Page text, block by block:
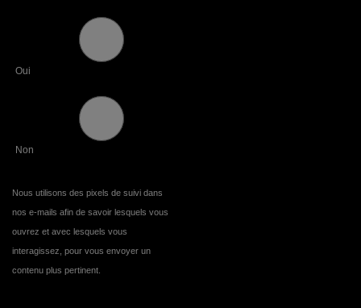
Oui
Non
Nous utilisons des pixels de suivi dans
nos e-mails afin de savoir lesquels vous
ouvrez et avec lesquels vous
interagissez, pour vous envoyer un
contenu plus pertinent.